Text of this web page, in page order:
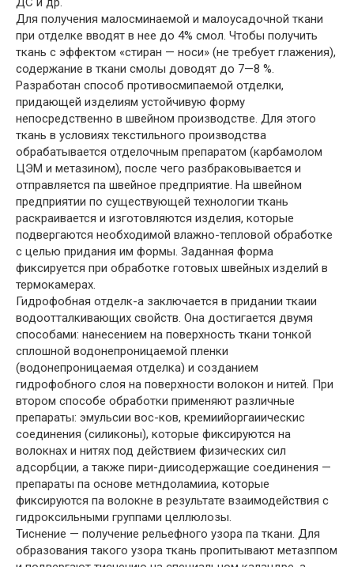
Для получения малосминаемой и малоусадочной ткани
при отделке вводят в нее до 4% смол. Чтобы получить
ткань с эффектом «стиран — носи» (не требует глажения),
содержание в ткани смолы доводят до 7—8 %.
Разработан способ противосмипаемой отделки,
придающей изделиям устойчивую форму
непосредственно в швейном производстве. Для этого
ткань в условиях текстильного производства
обрабатывается отделочным препаратом (карбамолом
ЦЭМ и метазином), после чего разбраковывается и
отправляется па швейное предприятие. На швейном
предприятии по существующей технологии ткань
раскраивается и изготовляются изделия, которые
подвергаются необходимой влажно-тепловой обработке
с целью придания им формы. Заданная форма
фиксируется при обработке готовых швейных изделий в
термокамерах.
Гидрофобная отделк-а заключается в придании ткаии
водоотталкивающих свойств. Она достигается двумя
способами: нанесением на поверхность ткани тонкой
сплошной водонепроницаемой пленки
(водонепроницаемая отделка) и созданием
гидрофобного слоя на поверхности волокон и нитей. При
втором способе обработки применяют различные
препараты: эмульсии вос-ков, кремиийоргаиическис
соединения (силиконы), которые фиксируются на
волокнах и нитях под действием физических сил
адсорбции, а также пири-диисодержащие соединения —
препараты па основе метндоламииа, которые
фиксируются па волокне в результате взаимодействия с
гидроксильными группами целлюлозы.
Тиснение — получение рельефного узора па ткани. Для
образования такого узора ткань пропитывают метазппом